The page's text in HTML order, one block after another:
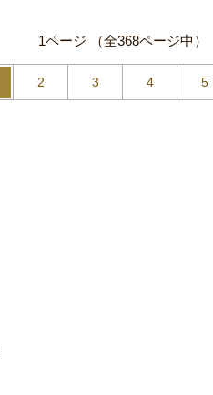
1ページ （全368ページ中）
2 3 4 5